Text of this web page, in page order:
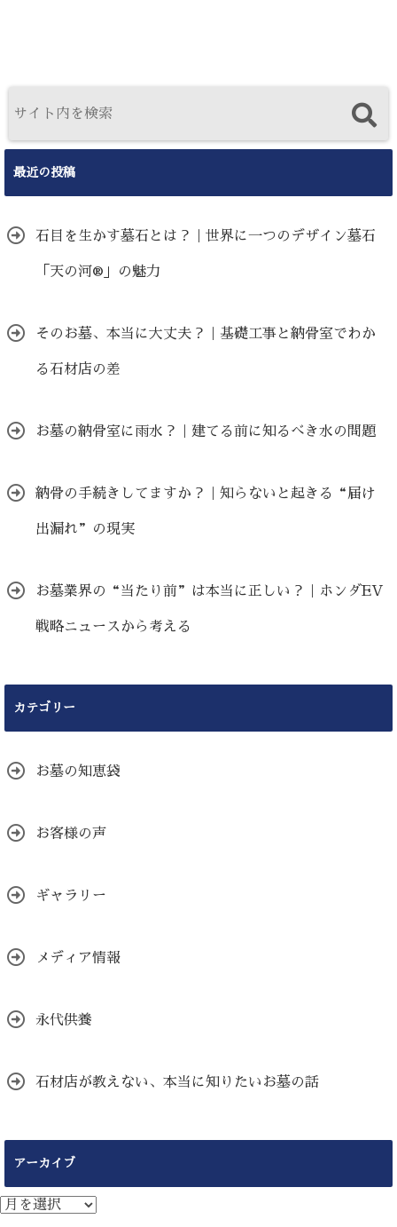
最近の投稿
石目を生かす墓石とは？｜世界に一つのデザイン墓石
「天の河®」の魅力
そのお墓、本当に大丈夫？｜基礎工事と納骨室でわか
る石材店の差
お墓の納骨室に雨水？｜建てる前に知るべき水の問題
納骨の手続きしてますか？｜知らないと起きる“届け
出漏れ”の現実
お墓業界の“当たり前”は本当に正しい？｜ホンダEV
戦略ニュースから考える
カテゴリー
お墓の知恵袋
お客様の声
ギャラリー
メディア情報
永代供養
石材店が教えない、本当に知りたいお墓の話
アーカイブ
ア
ー